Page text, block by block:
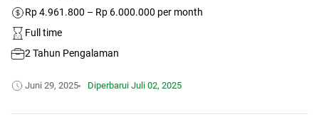
Rp 4.961.800 – Rp 6.000.000 per month
Full time
2 Tahun Pengalaman
Juni 29, 2025 Diperbarui Juli 02, 2025